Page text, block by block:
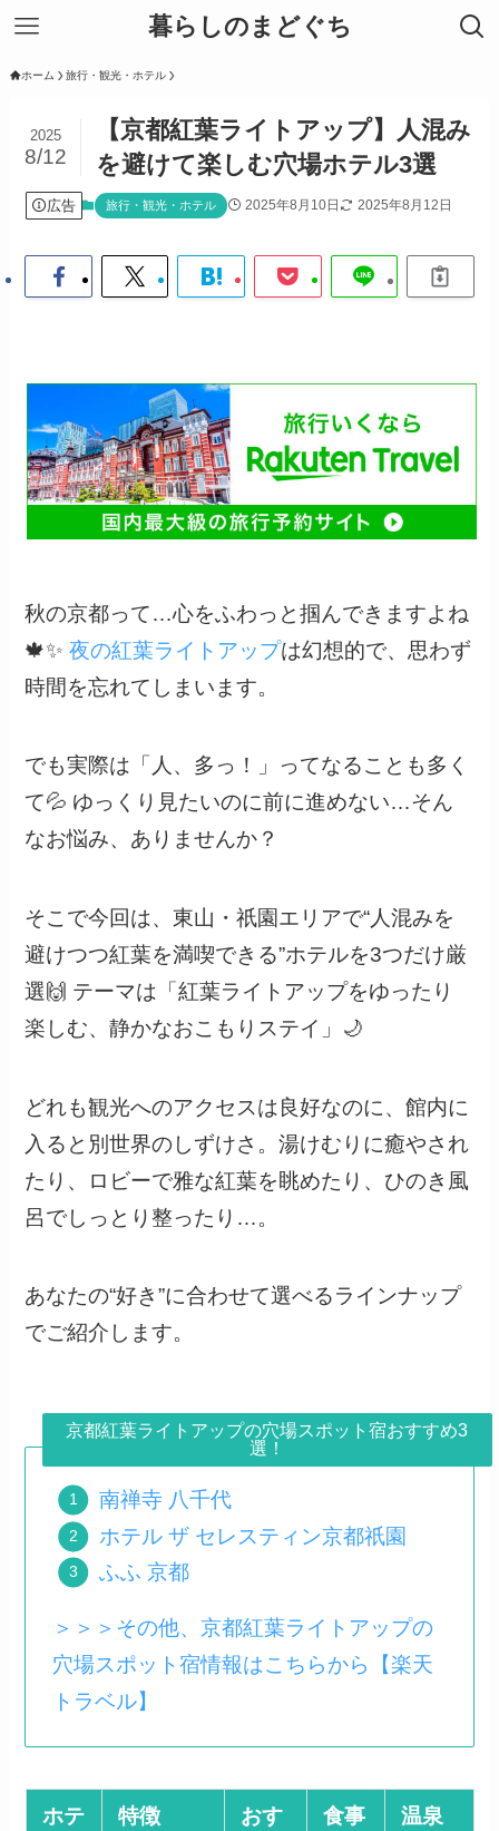
暮らしのまどぐち
ホーム 旅行・観光・ホテル
【京都紅葉ライトアップ】人混み
を避けて楽しむ穴場ホテル3選
2025
8/12
広告 旅行・観光・ホテル 2025年8月10日 2025年8月12日
秋の京都って…心をふわっと掴んできますよね
🍁✨夜の紅葉ライトアップは幻想的で、思わず
時間を忘れてしまいます。
でも実際は「人、多っ！」ってなることも多く
て💦 ゆっくり見たいのに前に進めない…そん
なお悩み、ありませんか？
そこで今回は、東山・祇園エリアで“人混みを
避けつつ紅葉を満喫できる”ホテルを3つだけ厳
選🙌 テーマは「紅葉ライトアップをゆったり
楽しむ、静かなおこもりステイ」🌙
どれも観光へのアクセスは良好なのに、館内に
入ると別世界のしずけさ。湯けむりに癒やされ
たり、ロビーで雅な紅葉を眺めたり、ひのき風
呂でしっとり整ったり…。
あなたの“好き”に合わせて選べるラインナップ
でご紹介します。
京都紅葉ライトアップの穴場スポット宿おすすめ3
選！
南禅寺 八千代
ホテル ザ セレスティン京都祇園
ふふ 京都
＞＞＞その他、京都紅葉ライトアップの
穴場スポット宿情報はこちらから【楽天
トラベル】
ホテ
特徴
おす
食事
温泉